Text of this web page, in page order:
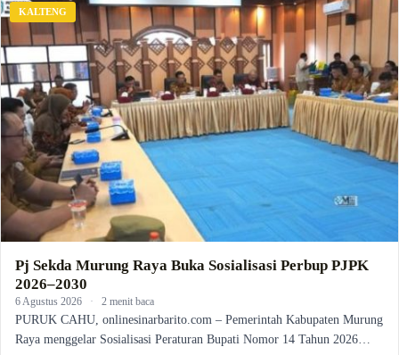
KALTENG
Pj Sekda Murung Raya Buka Sosialisasi Perbup PJPK
2026–2030
6 Agustus 2026 · 2 menit baca
PURUK CAHU, onlinesinarbarito.com – Pemerintah Kabupaten Murung
Raya menggelar Sosialisasi Peraturan Bupati Nomor 14 Tahun 2026…